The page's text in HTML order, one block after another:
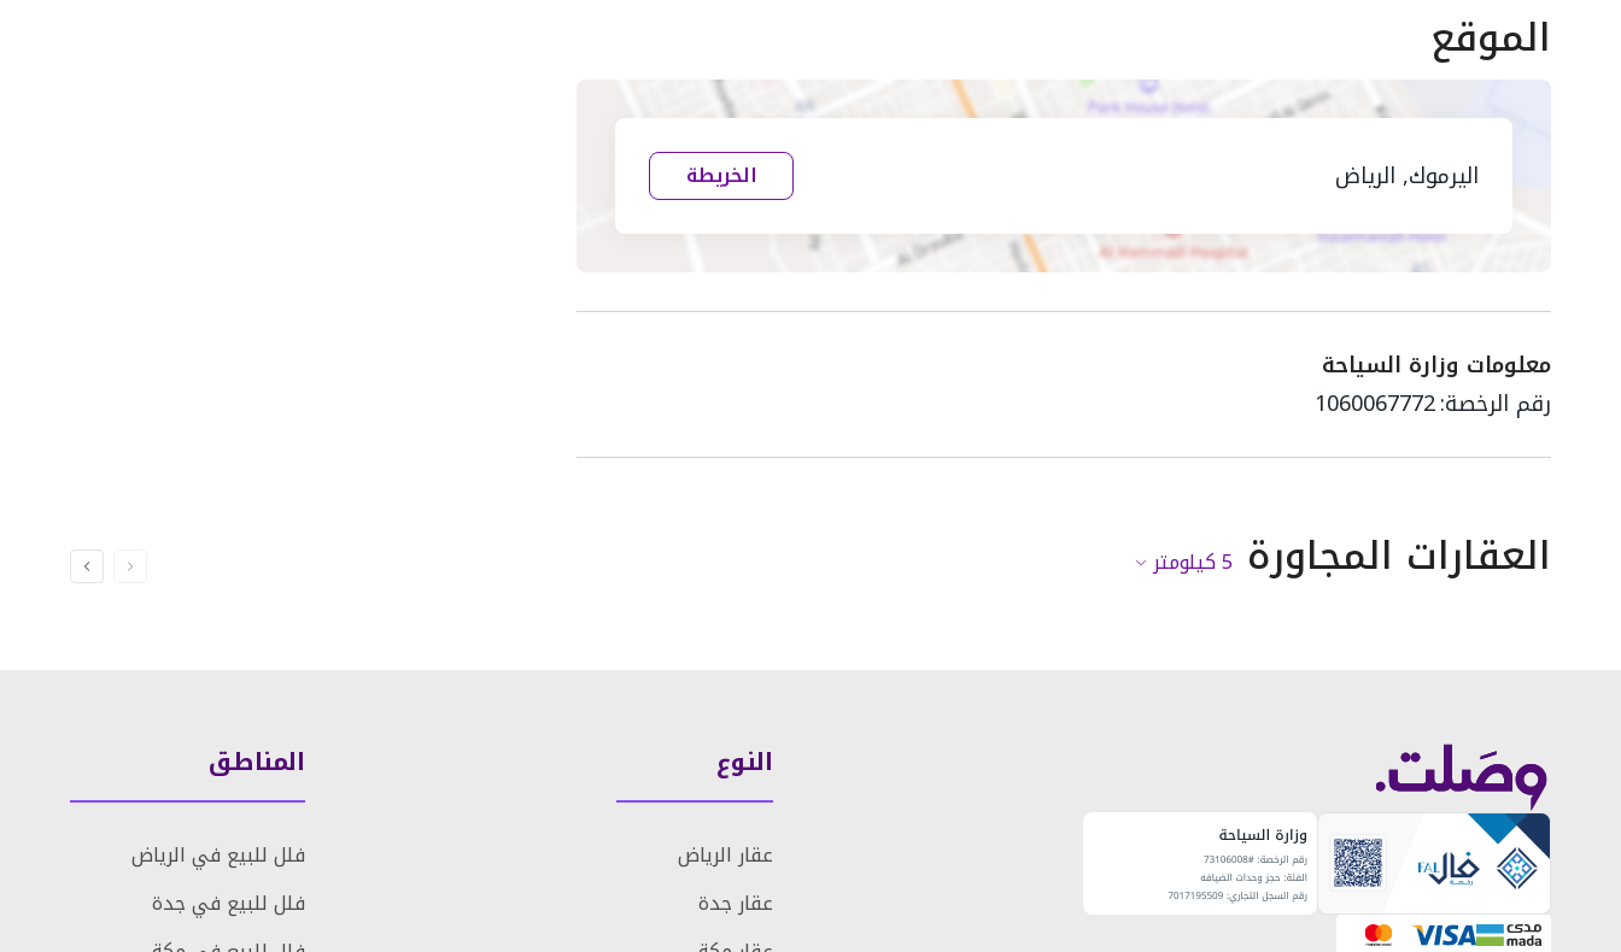
الموقع
اليرموك, الرياض الخريطة
معلومات وزارة السياحة
رقم الرخصة:1060067772
العقارات المجاورة 5كيلومتر
النوع
عقار الرياض
عقار جدة
المناطق
فلل للبيع في الرياض
فلل للبيع في جدة